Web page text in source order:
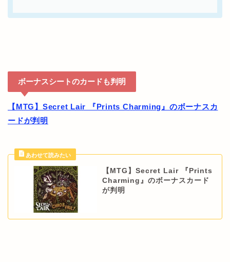
ボーナスシートのカードも判明
【MTG】Secret Lair 『Prints Charming』のボーナスカ
ードが判明
【MTG】Secret Lair 『Prints
Charming』のボーナスカード
が判明